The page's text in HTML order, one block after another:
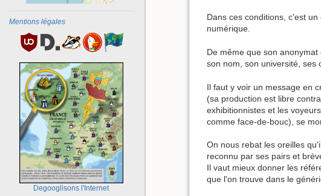
Mentions légales
Degooglisons l'Internet
Dans ces conditions, c'est
numérique.
De même que son
son nom, son université,
Il faut y voir un message en
(sa production est libre
exhibitionnistes et les
comme face-de-bouc), se
On nous rebat les oreilles
reconnu par ses pairs et
Il vaut mieux donner les
que l'on trouve dans le